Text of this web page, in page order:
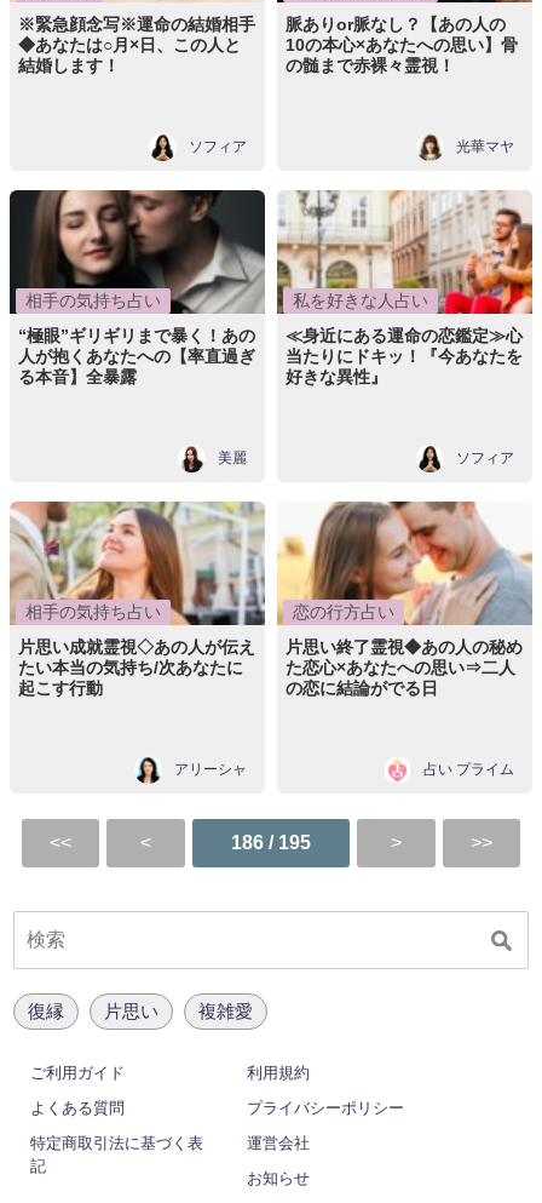
※緊急顔念写※運命の結婚相手
◆あなたは○月×日、この人と
結婚します！
ソフィア
脈ありor脈なし？【あの人の
10の本心×あなたへの思い】骨
の髄まで赤裸々霊視！
光華マヤ
相手の気持ち占い
“極眼”ギリギリまで暴く！あの
人が抱くあなたへの【率直過ぎ
る本音】全暴露
美麗
私を好きな人占い
≪身近にある運命の恋鑑定≫心
当たりにドキッ！『今あなたを
好きな異性』
ソフィア
相手の気持ち占い
片思い成就霊視◇あの人が伝え
たい本当の気持ち/次あなたに
起こす行動
アリーシャ
恋の行方占い
片思い終了霊視◆あの人の秘め
た恋心×あなたへの思い⇒二人
の恋に結論がでる日
占い プライム
186 / 195
復縁 片思い 複雑愛
ご利用ガイド
利用規約
よくある質問
プライバシーポリシー
特定商取引法に基づく表
記
運営会社
お知らせ